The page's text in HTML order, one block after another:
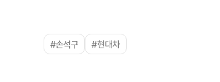
#손석구 #현대차